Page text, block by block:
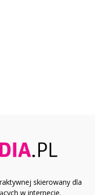
skierowany dla
w internecie.